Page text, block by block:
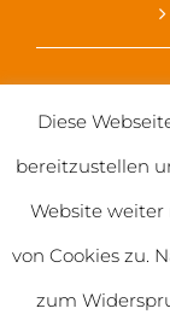
Diese
bereitzustellen
Website
von Cookies zu.
zum